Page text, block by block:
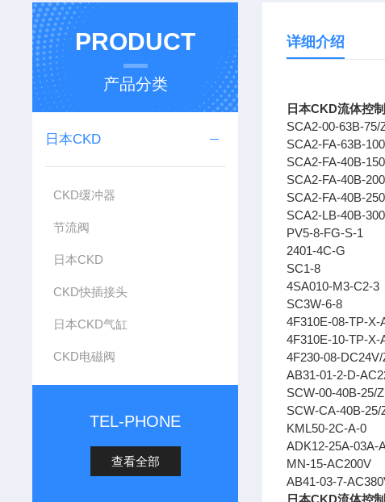
PRODUCT
产品分类
日本CKD
CKD缓冲器
节流阀
日本CKD
CKD快插接头
日本CKD气缸
CKD电磁阀
TEL-PHONE
查看全部
详细介绍
日本CKD流体控
SCA2-00-63B-75/
SCA2-FA-63B-
SCA2-FA-40B-
SCA2-FA-40B-
SCA2-FA-40B-
SCA2-LB-40B-
PV5-8-FG-S-1
2401-4C-G
SC1-8
4SA010-M3-C2-3
SC3W-6-8
4F310E-08-TP-X-
4F310E-10-TP-X-
4F230-08-DC24V/
AB31-01-2-D-
SCW-00-40B-25/Z
SCW-CA-40B-25/
KML50-2C-A-0
ADK12-25A-03A-
MN-15-AC200V
AB41-03-7-
日本CKD流体控